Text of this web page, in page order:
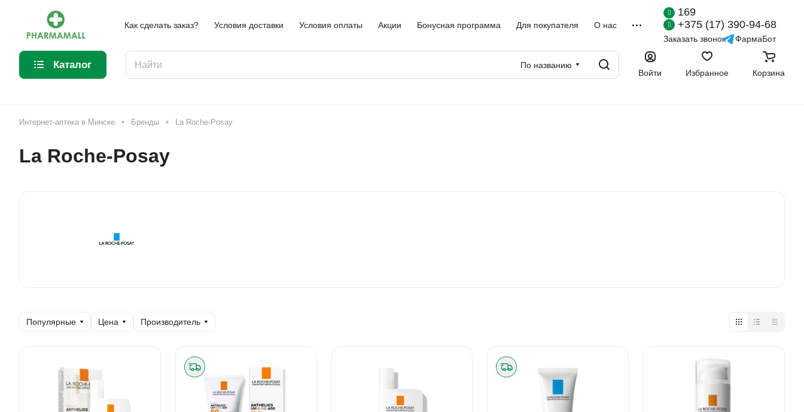
Как сделать заказ? Условия доставки Условия оплаты Акции Бонусная программа Для покупателя О нас
169
+375 (17) 390-94-68
Заказать звонок ФармаБот
Каталог
По названию
Войти
Избранное Корзина
Интернет-аптека в Минске Бренды La Roche-Posay
La Roche-Posay
Популярные Цена Производитель